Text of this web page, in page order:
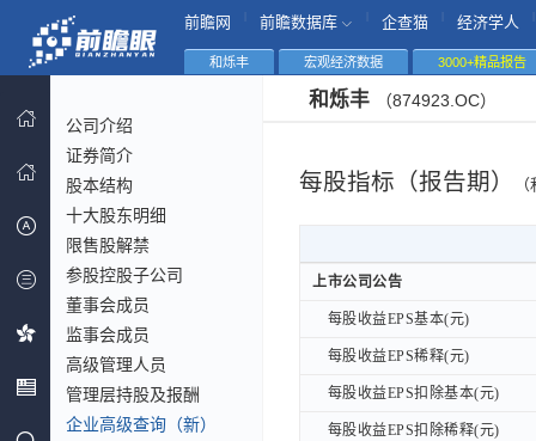
前瞻网 前瞻数据库 企查猫 经济学人
和烁丰 宏观经济数据 3000+精品报告
公司介绍
证券简介
股本结构
十大股东明细
限售股解禁
参股控股子公司
董事会成员
监事会成员
高级管理人员
管理层持股及报酬
企业高级查询（新）
和烁丰 （874923.OC）
每股指标（报告期）
上市公司公告
每股收益EPS基本(元)
每股收益EPS稀释(元)
每股收益EPS扣除基本(元)
每股收益EPS扣除稀释(元)
上市公司公告
每股收益EPS基本(元)
每股收益EPS稀释(元)
每股收益EPS扣除基本(元)
每股收益EPS扣除稀释(元)